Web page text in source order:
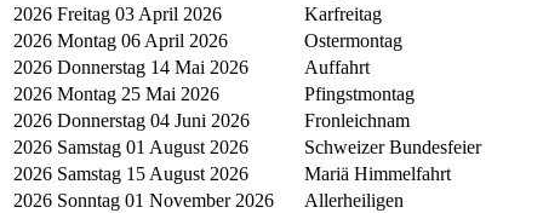
2026 Freitag 03 April 2026
Karfreitag
2026 Montag 06 April 2026
Ostermontag
2026 Donnerstag 14 Mai 2026
Auffahrt
2026 Montag 25 Mai 2026
Pfingstmontag
2026 Donnerstag 04 Juni 2026
Fronleichnam
2026 Samstag 01 August 2026
Schweizer Bundesfeier
2026 Samstag 15 August 2026
Mariä Himmelfahrt
2026 Sonntag 01 November 2026
Allerheiligen